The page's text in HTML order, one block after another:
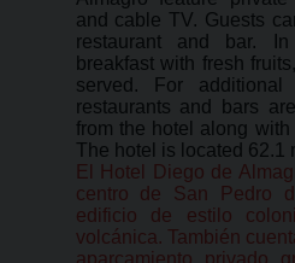
and cable TV. Guests
restaurant and bar.
breakfast with fresh
served. For additional
restaurants and bars
from the hotel along
The hotel is located 62.1
El Hotel Diego de
centro de San Pedro
edificio de estilo
volcánica. También
aparcamiento privado